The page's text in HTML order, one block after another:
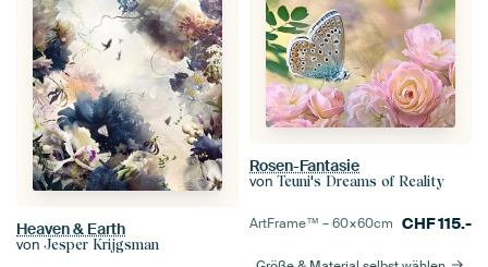
Heaven & Earth
von Jesper Krijgsman
Rosen-Fantasie
von Teuni's Dreams of Reality
ArtFrame™ –60×60cm CHF115.-